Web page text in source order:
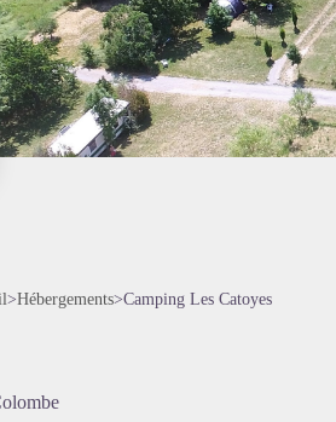
>Hébergements>Camping Les Catoyes